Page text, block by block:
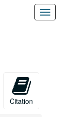
Citation